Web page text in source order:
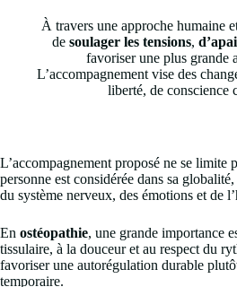
À travers une approche humaine
de soulager les tensions,
favoriser une plus grande
L’accompagnement vise des
liberté, de conscience
L’accompagnement proposé ne se limite
personne est considérée dans sa
du système nerveux, des émotions et de
En ostéopathie, une grande importance
tissulaire, à la douceur et au respect du
favoriser une autorégulation durable
temporaire.